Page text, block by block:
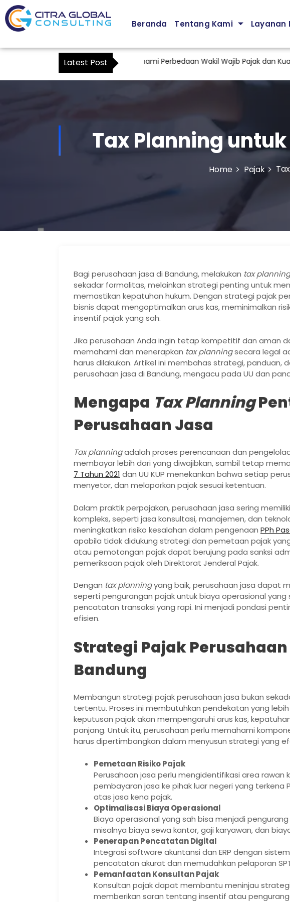
Beranda Tentang Kami Layanan
Latest Post
Kuasa Wajib Pajak: Memahami Perbedaan Wakil Wajib Pajak dan Kuasa
Tax Planning
Home Pajak
Bagi perusahaan jasa di Bandung, melakukan tax planning
sekadar formalitas, melainkan strategi penting untuk
memastikan kepatuhan hukum. Dengan strategi pajak
bisnis dapat mengoptimalkan arus kas, meminimalkan
insentif pajak yang sah.
Jika perusahaan Anda ingin tetap kompetitif dan aman
memahami dan menerapkan tax planningsecara legal
harus dilakukan. Artikel ini membahas strategi, panduan,
perusahaan jasa di Bandung, mengacu pada UU dan
Mengapa Tax Planning
Perusahaan Jasa
Tax planningadalah proses perencanaan dan
membayar lebih dari yang diwajibkan, sambil tetap
7 Tahun 2021 dan UU KUP menekankan bahwa setiap
menyetor, dan melaporkan pajak sesuai ketentuan.
Dalam praktik perpajakan, perusahaan jasa sering
kompleks, seperti jasa konsultasi, manajemen, dan
meningkatkan risiko kesalahan dalam pengenaan PPh
apabila tidak didukung strategi dan pemetaan pajak
atau pemotongan pajak dapat berujung pada sanksi
pemeriksaan pajak oleh Direktorat Jenderal Pajak.
Dengan tax planningyang baik, perusahaan jasa dapat
seperti pengurangan pajak untuk biaya operasional yang
pencatatan transaksi yang rapi. Ini menjadi pondasi
efisien.
Strategi Pajak
Bandung
Membangun strategi pajak perusahaan jasa bukan
tertentu. Proses ini membutuhkan pendekatan yang
keputusan pajak akan mempengaruhi arus kas,
panjang. Untuk itu, perusahaan perlu memahami
harus dipertimbangkan dalam menyusun strategi yang
Pemetaan Risiko Pajak
Perusahaan jasa perlu mengidentifikasi area rawan
pembayaran jasa ke pihak luar negeri yang terkena
atas jasa kena pajak.
Optimalisasi Biaya Operasional
Biaya operasional yang sah bisa menjadi
misalnya biaya sewa kantor, gaji karyawan, dan
Penerapan Pencatatan Digital
Integrasi software akuntansi dan ERP dengan
pencatatan akurat dan memudahkan pelaporan
Pemanfaatan Konsultan Pajak
Konsultan pajak dapat membantu meninjau
memberikan saran tentang insentif atau